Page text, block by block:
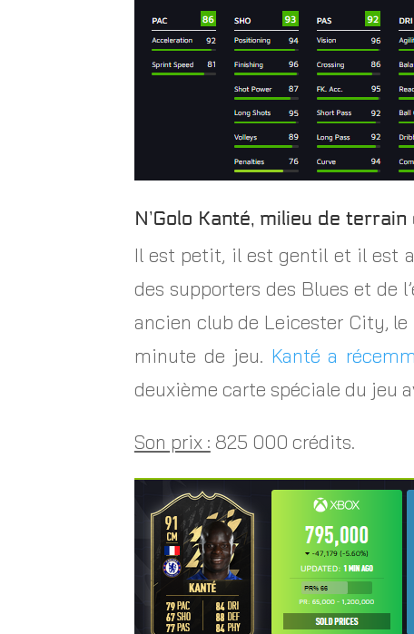
N’Golo Kanté, milieu de
Il est petit, il est gentil et il est
des supporters des Blues et de
ancien club de Leicester City,
minute de jeu. Kanté a
deuxième carte spéciale du jeu
Son prix : 825 000 crédits.